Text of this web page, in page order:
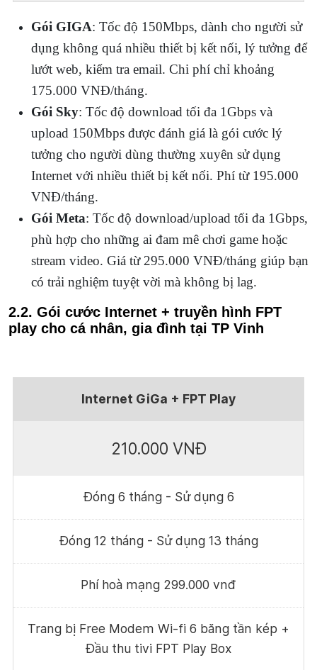
Gói GIGA: Tốc độ 150Mbps, dành cho người sử
dụng không quá nhiều thiết bị kết nối, lý tưởng để
lướt web, kiểm tra email. Chi phí chỉ khoảng
175.000 VNĐ/tháng.
Gói Sky: Tốc độ download tối đa 1Gbps và
upload 150Mbps được đánh giá là gói cước lý
tưởng cho người dùng thường xuyên sử dụng
Internet với nhiều thiết bị kết nối. Phí từ 195.000
VNĐ/tháng.
Gói Meta: Tốc độ download/upload tối đa 1Gbps,
phù hợp cho những ai đam mê chơi game hoặc
stream video. Giá từ 295.000 VNĐ/tháng giúp bạn
có trải nghiệm tuyệt vời mà không bị lag.
2.2. Gói cước Internet + truyền hình FPT
play cho cá nhân, gia đình tại TP Vinh
Internet GiGa + FPT Play
210.000 VNĐ
Đóng 6 tháng - Sử dụng 6
Đóng 12 tháng - Sử dụng 13 tháng
Phí hoà mạng 299.000 vnđ
Trang bị Free Modem Wi-fi 6 băng tần kép +
Đầu thu tivi FPT Play Box